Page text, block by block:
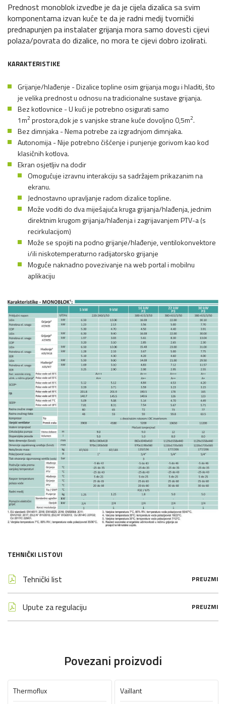
Prednost monoblok izvedbe je da je cijela dizalica sa svim
komponentama izvan kuće te da je radni medij tvornički
prednapunjen pa instalater grijanja mora samo dovesti cijevi
polaza/povrata do dizalice, no mora te cijevi dobro izolirati.
KARAKTERISTIKE
Grijanje/hlađenje - Dizalice topline osim grijanja mogu i hladiti, što
je velika prednost u odnosu na tradicionalne sustave grijanja.
Bez kotlovnice - U kući je potrebno osigurati samo
1m2 prostora,dok je s vanjske strane kuće dovoljno 0,5m2.
Bez dimnjaka - Nema potrebe za izgradnjom dimnjaka.
Autonomija - Nije potrebno čišćenje i punjenje gorivom kao kod
klasičnih kotlova.
Ekran osjetljiv na dodir
Omogućuje izravnu interakciju sa sadržajem prikazanim na
ekranu.
Jednostavno upravljanje radom dizalice topline.
Može voditi do dva miješajuća kruga grijanja/hlađenja, jednim
direktnim krugom grijanja/hlađenja i zagrijavanjem PTV-a (s
recirkulacijom)
Može se spojiti na podno grijanje/hlađenje, ventilokonvektore
i/ili niskotemperaturno radijatorsko grijanje
Moguće naknadno povezivanje na web portal i mobilnu
aplikaciju
TEHNIČKI LISTOVI
Tehnički list PREUZMI
Upute za regulaciju PREUZMI
Povezani proizvodi
Thermoflux
Vaillant